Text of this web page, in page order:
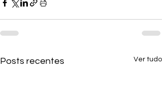
Posts recentes Ver tudo